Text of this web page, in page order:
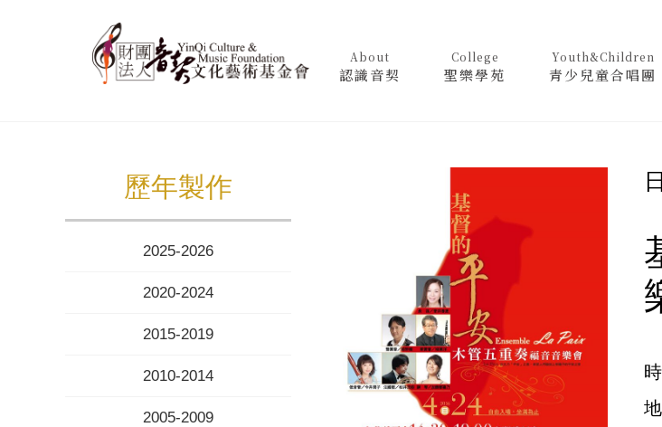
About
認識音契
College
聖樂學苑
Youth&Children
青少兒童合唱團
歷年製作
2025-2026
2020-2024
2015-2019
2010-2014
2005-2009